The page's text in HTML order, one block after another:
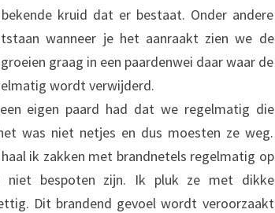
kruid dat er bestaat. Onder andere
wanneer je het aanraakt zien we de
graag in een paardenwei daar waar de
wordt verwijderd.
eigen paard had dat we regelmatig die
was niet netjes en dus moesten ze weg.
ik zakken met brandnetels regelmatig op
niet bespoten zijn. Ik pluk ze met dikke
Dit brandend gevoel wordt veroorzaakt